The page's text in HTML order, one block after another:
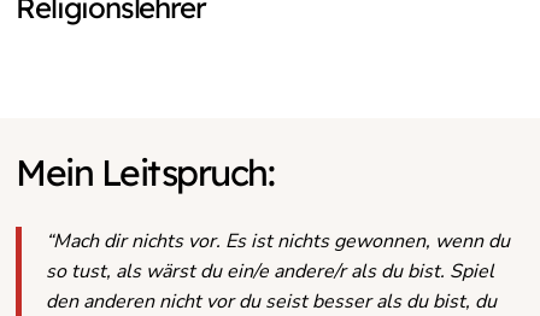
Mein Leitspruch:
“Mach dir nichts vor. Es ist nichts gewonnen, wenn du
so tust, als wärst du ein/e andere/r als du bist. Spiel
den anderen nicht vor du seist besser als du bist, du